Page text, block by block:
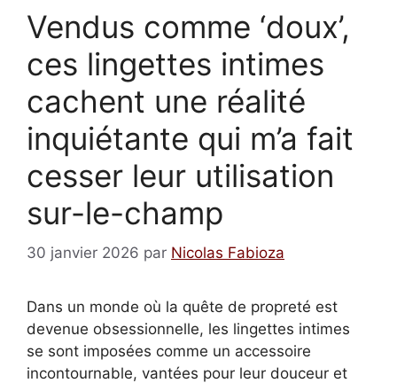
Vendus comme ‘doux’,
ces lingettes intimes
cachent une réalité
inquiétante qui m’a fait
cesser leur utilisation
sur-le-champ
30 janvier 2026 par Nicolas Fabioza
Dans un monde où la quête de propreté est
devenue obsessionnelle, les lingettes intimes
se sont imposées comme un accessoire
incontournable, vantées pour leur douceur et